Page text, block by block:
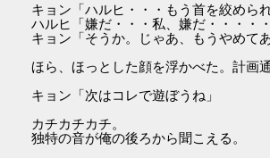
キョン「ハルヒ・・・もう首を絞めら
ハルヒ「嫌だ・・・私、嫌だ・・・・・
キョン「そうか。じゃあ、もうやめてあ
ほら、ほっとした顔を浮かべた。計画
キョン「次はコレで遊ぼうね」
カチカチカチ。
独特の音が俺の後ろから聞こえる。